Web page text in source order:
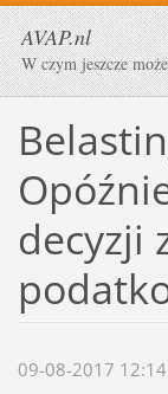
AVAP.nl
W czym jeszcze
decyzji
09-08-2017 12:14